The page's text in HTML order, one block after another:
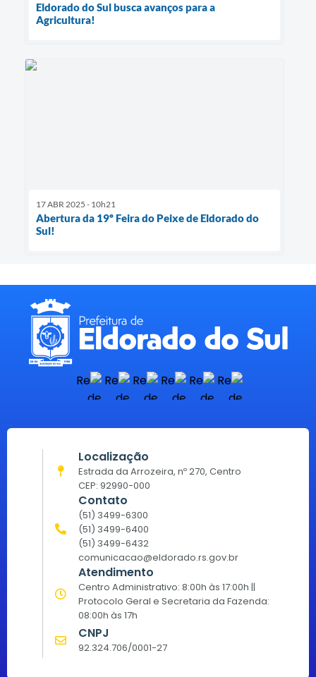
Eldorado do Sul busca avanços para a
Agricultura!
17 ABR 2025 - 10h21
Abertura da 19º Feira do Peixe de Eldorado do
Sul!
Localização
Estrada da Arrozeira, nº 270, Centro
CEP: 92990-000
Contato
(51) 3499-6300
(51) 3499-6400
(51) 3499-6432
comunicacao@eldorado.rs.gov.br
Atendimento
Centro Administrativo: 8:00h às 17:00h ||
Protocolo Geral e Secretaria da Fazenda:
08:00h às 17h
CNPJ
92.324.706/0001-27